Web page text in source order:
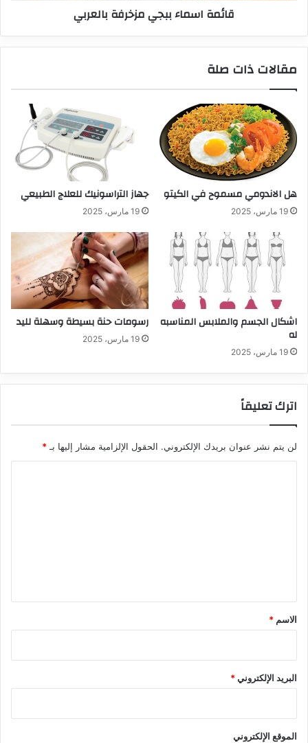
قائمة اسماء ببجي مزخرفة بالعربي
مقالات ذات صلة
هل الاندومي مسموح في الكيتو
19 مارس، 2025
جهاز التراسونيك للعلاج الطبيعي
19 مارس، 2025
اشكال الجسم والملابس المناسبه
له
19 مارس، 2025
رسومات حنة بسيطة وسهلة لليد
19 مارس، 2025
اترك تعليقاً
لن يتم نشر عنوان بريدك الإلكتروني. الحقول الإلزامية مشار إليها بـ*
*
الاسم *
البريد الإلكتروني*
الموقع الإلكتروني